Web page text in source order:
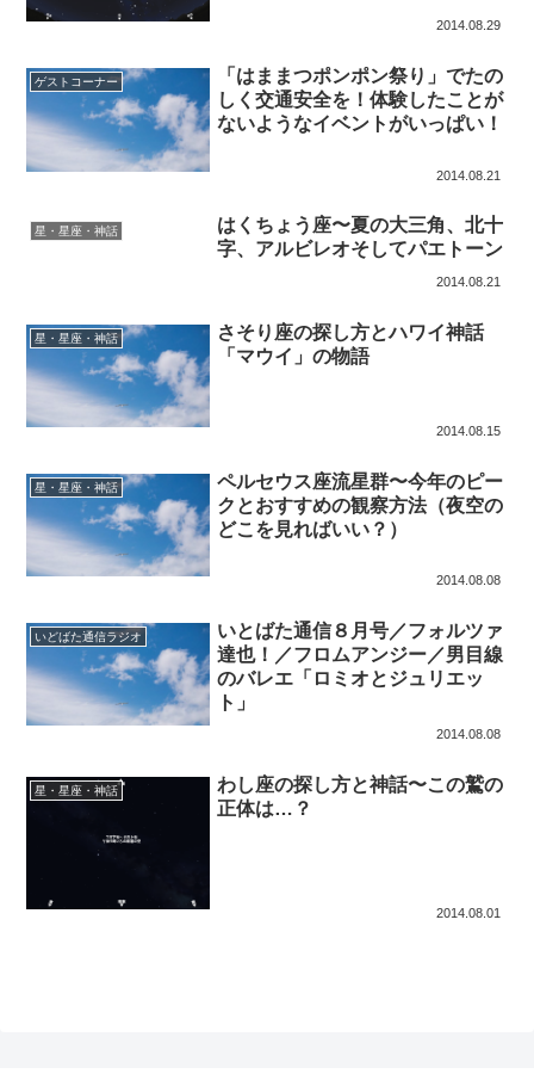
2014.08.29
ゲストコーナー
「はままつポンポン祭り」でたの
しく交通安全を！体験したことが
ないようなイベントがいっぱい！
2014.08.21
星・星座・神話
はくちょう座〜夏の大三角、北十
字、アルビレオそしてパエトーン
2014.08.21
星・星座・神話
さそり座の探し方とハワイ神話
「マウイ」の物語
2014.08.15
星・星座・神話
ペルセウス座流星群〜今年のピー
クとおすすめの観察方法（夜空の
どこを見ればいい？）
2014.08.08
いどばた通信ラジオ
いとばた通信８月号／フォルツァ
達也！／フロムアンジー／男目線
のバレエ「ロミオとジュリエッ
ト」
2014.08.08
星・星座・神話
わし座の探し方と神話〜この鷲の
正体は…？
2014.08.01